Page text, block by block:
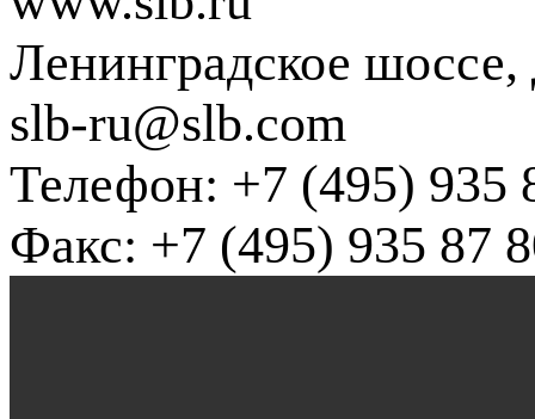
Ленинградское
slb-ru@slb.com
Телефон: +7 (495) 935
Факс: +7 (495) 935 87